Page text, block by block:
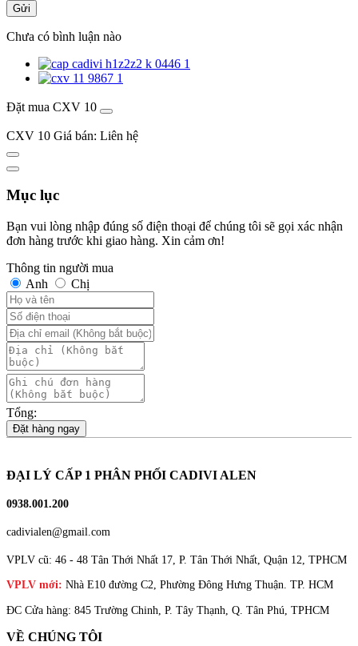
Gửi
Chưa có bình luận nào
Đặt mua CXV 10
CXV 10 Giá bán: Liên hệ
Mục lục
Bạn vui lòng nhập đúng số điện thoại để chúng tôi sẽ gọi xác nhận
đơn hàng trước khi giao hàng. Xin cảm ơn!
Thông tin người mua
Anh
Chị
Tổng:
Đặt hàng ngay
ĐẠI LÝ CẤP 1 PHÂN PHỐI CADIVI ALEN
0938.001.200
cadivialen@gmail.com
VPLV cũ: 46 - 48 Tân Thới Nhất 17, P. Tân Thới Nhất, Quận 12, TPHCM
VPLV mới: Nhà E10 đường C2, Phường Đông Hưng Thuận. TP. HCM
ĐC Cửa hàng: 845 Trường Chinh, P. Tây Thạnh, Q. Tân Phú, TPHCM
VỀ CHÚNG TÔI